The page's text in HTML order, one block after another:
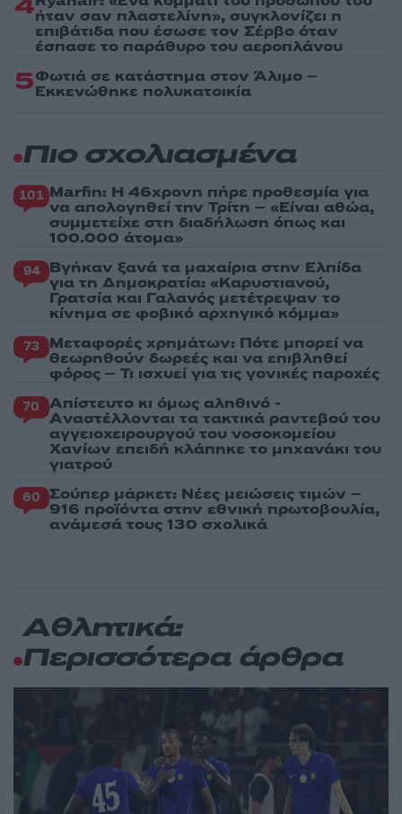
ήταν σαν πλαστελίνη», συγκλονίζει η
επιβάτιδα που έσωσε τον Σέρβο όταν
έσπασε το παράθυρο του αεροπλάνου
5Φωτιά σε κατάστημα στον Άλιμο –
Εκκενώθηκε πολυκατοικία
Πιο σχολιασμένα
101 Marfin: Η 46χρονη πήρε προθεσμία για
να απολογηθεί την Τρίτη – «Είναι αθώα,
συμμετείχε στη διαδήλωση όπως και
100.000 άτομα»
94 Βγήκαν ξανά τα μαχαίρια στην Ελπίδα
για τη Δημοκρατία: «Καρυστιανού,
Γρατσία και Γαλανός μετέτρεψαν το
κίνημα σε φοβικό αρχηγικό κόμμα»
73 Μεταφορές χρημάτων: Πότε μπορεί να
θεωρηθούν δωρεές και να επιβληθεί
φόρος – Τι ισχυεί για τις γονικές παροχές
70 Απίστευτο κι όμως αληθινό -
Aναστέλλονται τα τακτικά ραντεβού του
αγγειοχειρουργού του νοσοκομείου
Χανίων επειδή κλάπηκε το μηχανάκι του
γιατρού
60 Σούπερ μάρκετ: Νέες μειώσεις τιμών –
916 προϊόντα στην εθνική πρωτοβουλία,
ανάμεσά τους 130 σχολικά
Αθλητικά:
Περισσότερα άρθρα